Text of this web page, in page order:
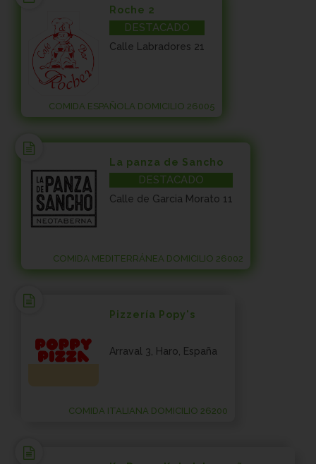
Roche 2
DESTACADO
Calle Labradores 21
COMIDA ESPAÑOLA DOMICILIO 26005
La panza de Sancho
DESTACADO
Calle de Garcia Morato 11
COMIDA MEDITERRÁNEA DOMICILIO 26002
Pizzería Popy's
Arraval 3, Haro, España
COMIDA ITALIANA DOMICILIO 26200